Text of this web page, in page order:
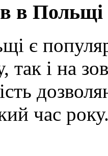
в Польщі
є
так і на
час